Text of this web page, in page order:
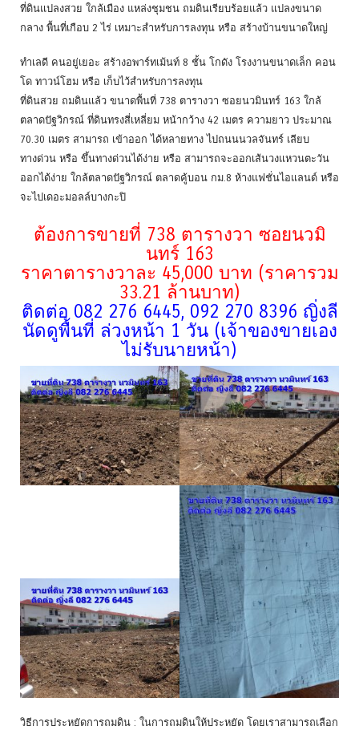
ที่ดินแปลงสวย ใกล้เมือง แหล่งชุมชน ถมดินเรียบร้อยแล้ว แปลงขนาด
กลาง พื้นที่เกือบ 2 ไร่ เหมาะสำหรับการลงทุน หรือ สร้างบ้านขนาดใหญ่
ทำเลดี คนอยู่เยอะ สร้างอพาร์ทเม้นท์ 8 ชั้น โกดัง โรงงานขนาดเล็ก คอน
โด ทาวน์โฮม หรือ เก็บไว้สำหรับการลงทุน
ที่ดินสวย ถมดินแล้ว ขนาดพื้นที่ 738 ตารางวา ซอยนวมินทร์ 163 ใกล้
ตลาดปัฐวิกรณ์ ที่ดินทรงสี่เหลี่ยม หน้ากว้าง 42 เมตร ความยาว ประมาณ
70.30 เมตร สามารถ เข้าออก ได้หลายทาง ไปถนนนวลจันทร์ เลียบ
ทางด่วน หรือ ขึ้นทางด่วนได้ง่าย หรือ สามารถจะออกเส้นวงแหวนตะวัน
ออกได้ง่าย ใกล้ตลาดปัฐวิกรณ์ ตลาดคู้บอน กม.8 ห้างแฟชั่นไอแลนด์ หรือ
จะไปเดอะมอลล์บางกะปิ
ต้องการขายที่ 738 ตารางวา ซอยนวมิ
นทร์ 163
ราคาตารางวาละ 45,000 บาท (ราคารวม
33.21 ล้านบาท)
ติดต่อ 082 276 6445, 092 270 8396 ญิ่งลี
นัดดูพื้นที่ ล่วงหน้า 1 วัน (เจ้าของขายเอง
ไม่รับนายหน้า)
วิธีการประหยัดการถมดิน : ในการถมดินให้ประหยัด โดยเราสามารถเลือก